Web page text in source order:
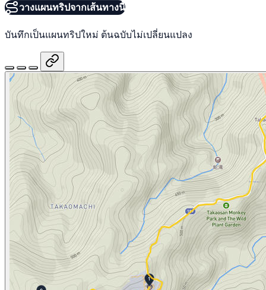
วางแผนทริปจากเส้นทางนี้
บันทึกเป็นแผนทริปใหม่ ต้นฉบับไม่เปลี่ยนแปลง